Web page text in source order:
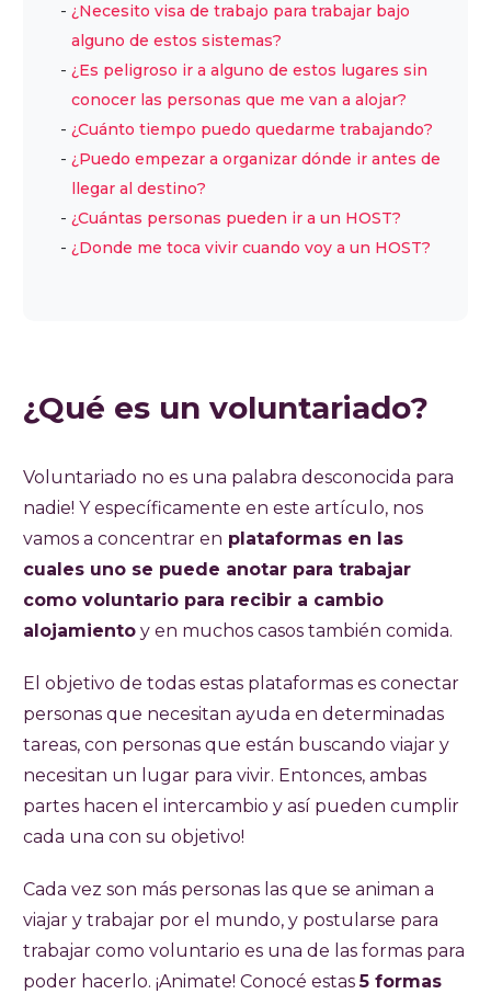
¿Necesito visa de trabajo para trabajar bajo
alguno de estos sistemas?
¿Es peligroso ir a alguno de estos lugares sin
conocer las personas que me van a alojar?
¿Cuánto tiempo puedo quedarme trabajando?
¿Puedo empezar a organizar dónde ir antes de
llegar al destino?
¿Cuántas personas pueden ir a un HOST?
¿Donde me toca vivir cuando voy a un HOST?
¿Qué es un voluntariado?
Voluntariado no es una palabra desconocida para
nadie! Y específicamente en este artículo, nos
vamos a concentrar en plataformas en las
cuales uno se puede anotar para trabajar
como voluntario para recibir a cambio
alojamiento y en muchos casos también comida.
El objetivo de todas estas plataformas es conectar
personas que necesitan ayuda en determinadas
tareas, con personas que están buscando viajar y
necesitan un lugar para vivir. Entonces, ambas
partes hacen el intercambio y así pueden cumplir
cada una con su objetivo!
Cada vez son más personas las que se animan a
viajar y trabajar por el mundo, y postularse para
trabajar como voluntario es una de las formas para
poder hacerlo. ¡Animate! Conocé estas5 formas